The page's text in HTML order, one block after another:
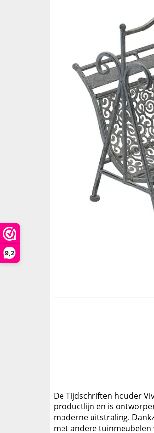
9,2
De Tijdschriften houder
productlijn en is
moderne uitstraling.
met andere